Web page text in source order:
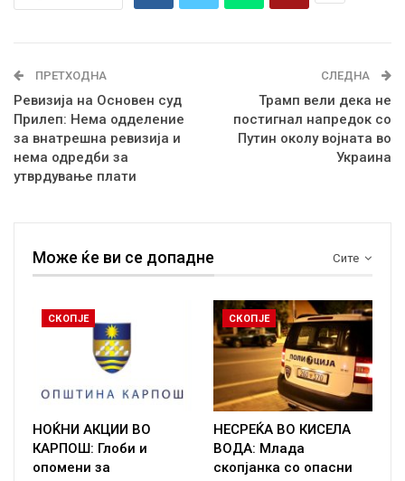
ПРЕТХОДНА
Ревизија на Основен суд
Прилеп: Нема одделение
за внатрешна ревизија и
нема одредби за
утврдување плати
СЛЕДНА
Трамп вели дека не
постигнал напредок со
Путин околу војната во
Украина
Сите
Може ќе ви се допадне
СКОПЈЕ
НОЌНИ АКЦИИ ВО
КАРПОШ: Глоби и
опомени за
СКОПЈЕ
НЕСРЕЌА ВО КИСЕЛА
ВОДА: Млада
скопјанка со опасни